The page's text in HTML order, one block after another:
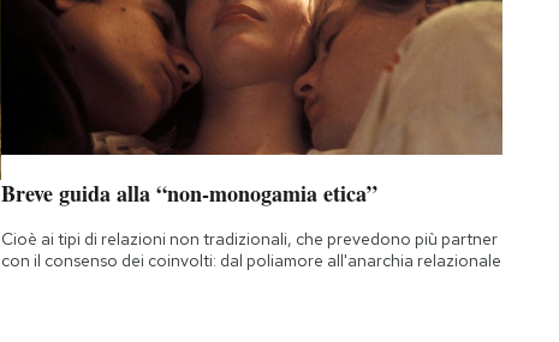
Breve guida alla “non-monogamia etica”
Cioè ai tipi di relazioni non tradizionali, che prevedono più partner
con il consenso dei coinvolti: dal poliamore all'anarchia relazionale